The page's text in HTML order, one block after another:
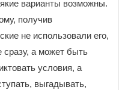
варианты возможны.
получив
не использовали его,
а может быть
условия, а
выгадывать,